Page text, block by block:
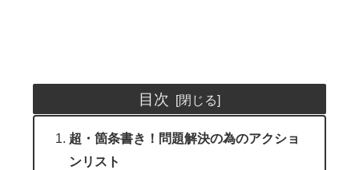
目次
超・箇条書き！問題解決の為のアクショ
ンリスト